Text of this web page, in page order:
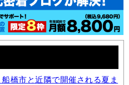
船橋市と近隣で開催される夏ま